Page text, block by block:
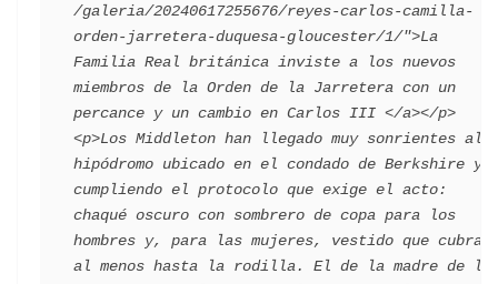
/galeria/20240617255676/reyes-carlos-camilla-
orden-jarretera-duquesa-gloucester/1/">La
Familia Real británica inviste a los nuevos
miembros de la Orden de la Jarretera con un
percance y un cambio en Carlos III </a></p>
<p>Los Middleton han llegado muy sonrientes al
hipódromo ubicado en el condado de Berkshire y
cumpliendo el protocolo que exige el acto:
chaqué oscuro con sombrero de copa para los
hombres y, para las mujeres, vestido que cubra
al menos hasta la rodilla. El de la madre de la